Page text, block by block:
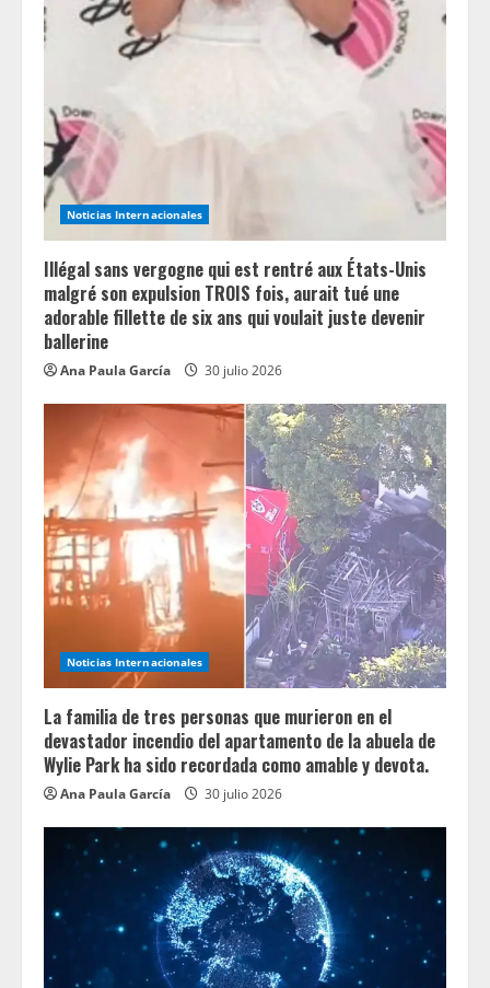
Noticias Internacionales
Illégal sans vergogne qui est rentré aux États-Unis
malgré son expulsion TROIS fois, aurait tué une
adorable fillette de six ans qui voulait juste devenir
ballerine
Ana Paula García 30 julio 2026
Noticias Internacionales
La familia de tres personas que murieron en el
devastador incendio del apartamento de la abuela de
Wylie Park ha sido recordada como amable y devota.
Ana Paula García 30 julio 2026